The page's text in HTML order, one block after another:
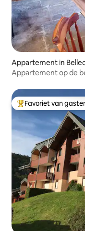
Appartement in
Appartement op de
wandelroutes (GTJ
Topfavoriet van
Favoriet van